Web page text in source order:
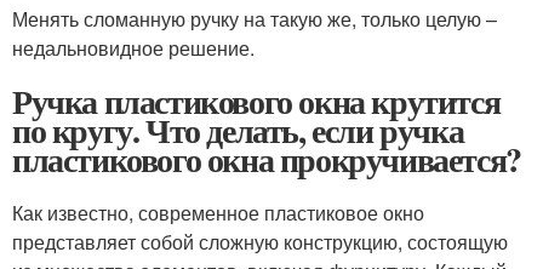
Менять сломанную ручку на такую же, только целую –
недальновидное решение.
Ручка пластикового окна крутится
по кругу. Что делать, если ручка
пластикового окна прокручивается?
Как известно, современное пластиковое окно
представляет собой сложную конструкцию, состоящую